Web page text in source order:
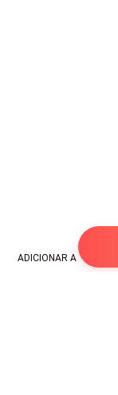
Cada palavra
ADICIONAR A